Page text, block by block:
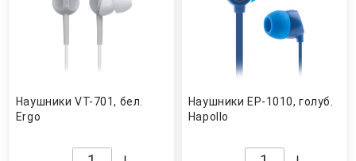
Наушники VT-701, бел.
Ergo
Наушники EP-1010, голуб.
Hapollo